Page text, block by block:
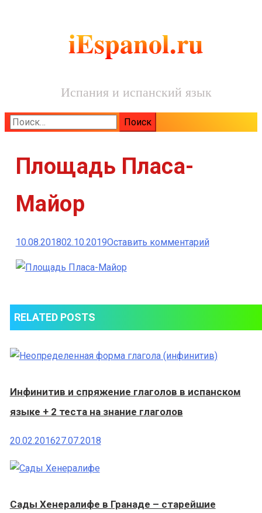
iEspanol.ru
Испания и испанский язык
Найти:
Площадь Пласа-
Майор
10.08.201802.10.2019Оставить комментарийк
RELATED POSTS
Инфинитив и спряжение глаголов в испанском
языке + 2 теста на знание глаголов
20.02.201627.07.2018
Сады Хенералифе в Гранаде – старейшие